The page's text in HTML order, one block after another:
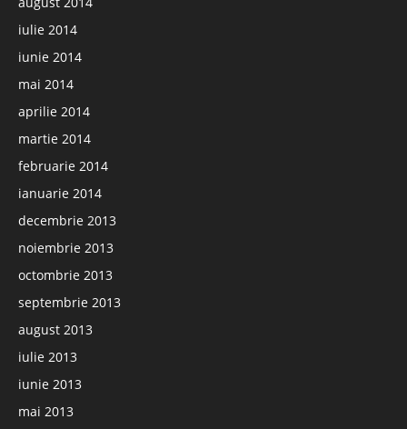
iulie 2014
iunie 2014
mai 2014
aprilie 2014
martie 2014
februarie 2014
ianuarie 2014
decembrie 2013
noiembrie 2013
octombrie 2013
septembrie 2013
august 2013
iulie 2013
iunie 2013
mai 2013